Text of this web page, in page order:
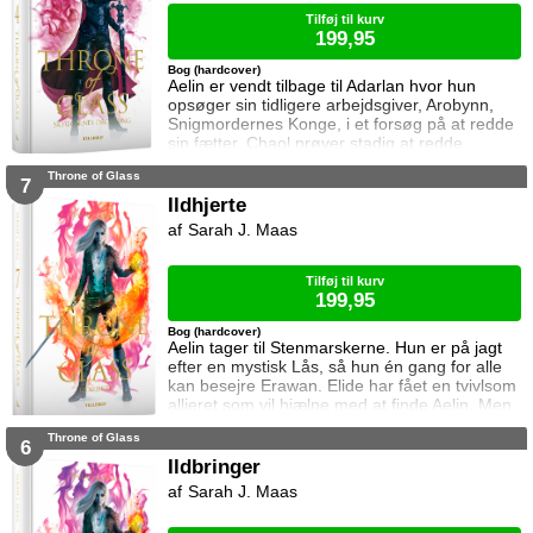
Aelin er vendt tilbage til Adarlan hvor hun
opsøger sin tidligere arbejdsgiver, Arobynn,
Snigmordernes Konge, i et forsøg på at redde
sin fætter. Chaol prøver stadig at redde
Dorian, men det bliver fortsat sværere som
og orker ikke længere at kæmpe imod.
Samtidig står Manon i en svær situation.
Hertug Perrington har givet hende klare
Bog (hardcover)
Tilføj til kurv
199,95
7 Throne of Glass
Ildhjerte
Aelin tager til Stenmarskerne. Hun er på jagt
efter en mystisk Lås, så hun én gang for alle
kan besejre Erawan. Elide har fået en tvivlsom
allieret som vil hjælpe med at finde Aelin. Men
for hvilken pris? Manon vågner i lænker og
Dorian ikke glemme heksen der hjalp ham i
Bog (hardcover)
Sarah J. Maas
Tilføj til kurv
199,95
6 Throne of Glass
Ildbringer
Sarah J. Maas